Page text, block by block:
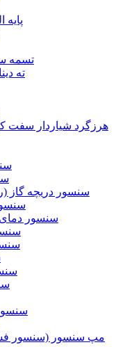
پایه
تسمه
ته
هرزگرد شیاردار سفت
سنسور دریچه گاز
سنسور
مپ سنسور (سنسور